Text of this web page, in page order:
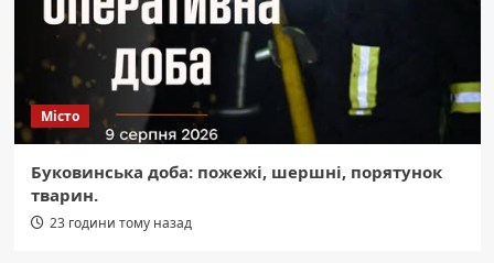
Місто
Буковинська доба: пожежі, шершні, порятунок
тварин.
23 години тому назад